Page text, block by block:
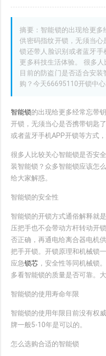
摘要：智能锁的出现给更
供密码指纹开锁，无须当
锁还带人脸识别或者蓝牙
更多科技生活体验。 很多
目前的防盗门是否适合安
购？今天66695110开锁中
智能锁的出现给更多经常忘带
开锁，无须当心是否携带钥匙
或者蓝牙手机APP开锁等方式
很多人比较关心智能锁是否安
装智能锁？众多智能锁应该怎
给大家解惑。
智能锁的安全性
智能锁的开锁方式通俗解释就
压把手也不会带动方杆转动开
否正确，再通电给离合器电机
把手开锁。开锁原理和机械锁
应急锁芯 ，安全性等同机械锁
多看智能锁的质量是否可靠。
智能锁的使用寿命年限
智能锁的使用年限目前没有权
牌一般5-10年是可以的。
怎么选购合适的智能锁